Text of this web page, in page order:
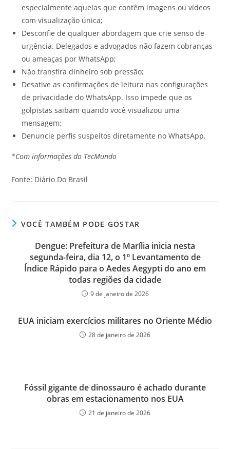
especialmente aquelas que contêm imagens ou vídeos
com visualização única;
Desconfie de qualquer abordagem que crie senso de
urgência. Delegados e advogados não fazem cobranças
ou ameaças por WhatsApp;
Não transfira dinheiro sob pressão;
Desative as confirmações de leitura nas configurações
de privacidade do WhatsApp. Isso impede que os
golpistas saibam quando você visualizou uma
mensagem;
Denuncie perfis suspeitos diretamente no WhatsApp.
*Com informações do TecMundo
Fonte: Diário Do Brasil
VOCÊ TAMBÉM PODE GOSTAR
Dengue: Prefeitura de Marília inicia nesta
segunda-feira, dia 12, o 1º Levantamento de
Índice Rápido para o Aedes Aegypti do ano em
todas regiões da cidade
9 de janeiro de 2026
EUA iniciam exercícios militares no Oriente Médio
28 de janeiro de 2026
Fóssil gigante de dinossauro é achado durante
obras em estacionamento nos EUA
21 de janeiro de 2026